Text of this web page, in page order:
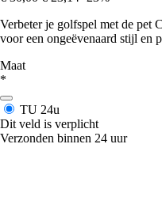
Verbeter je golfspel met de pet
voor een ongeëvenaard stijl en
Maat
*
TU 24u
Dit veld is verplicht
Verzonden binnen 24 uur